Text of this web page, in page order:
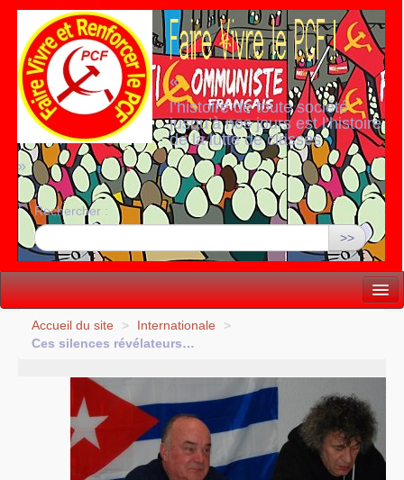
«
l’histoire de toute société
jusqu’à nos jours est l’histoire
de la lutte de classes
»
Rechercher :
>>
Vie politique
S’organiser
Accueil du site > Internationale
>
Ces silences révélateurs…